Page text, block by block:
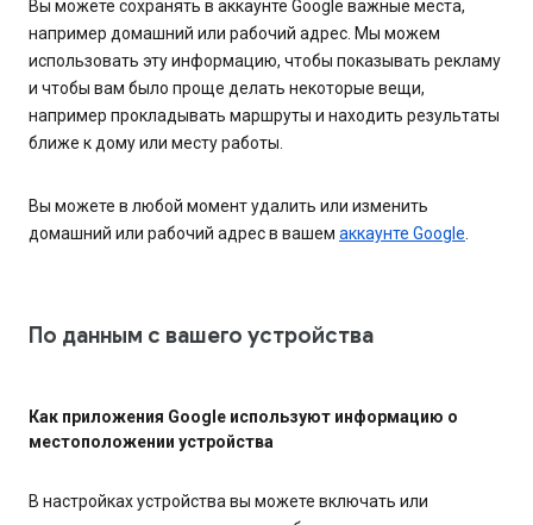
Вы можете сохранять в аккаунте Google важные места,
например домашний или рабочий адрес. Мы можем
использовать эту информацию, чтобы показывать рекламу
и чтобы вам было проще делать некоторые вещи,
например прокладывать маршруты и находить результаты
ближе к дому или месту работы.
Вы можете в любой момент удалить или изменить
домашний или рабочий адрес в вашем аккаунте Google
По данным с вашего устройства
Как приложения Google используют информацию о
местоположении устройства
В настройках устройства вы можете включать или